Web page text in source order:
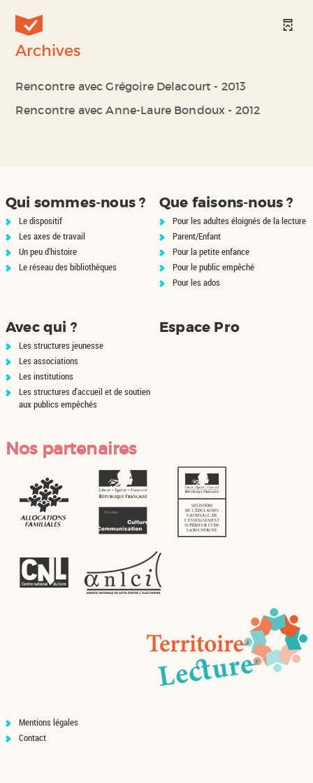
Archives
Rencontre avec Grégoire Delacourt - 2013
Rencontre avec Anne-Laure Bondoux - 2012
Qui sommes-nous ?
Le dispositif
Les axes de travail
Un peu d'histoire
Le réseau des bibliothèques
Que faisons-nous ?
Pour les adultes éloignés de la lecture
Parent/Enfant
Pour la petite enfance
Pour le public empêché
Pour les ados
Avec qui ?
Les structures jeunesse
Les associations
Les institutions
Les structures d'accueil et de soutien
aux publics empêchés
Espace Pro
Nos partenaires
Mentions légales
Contact